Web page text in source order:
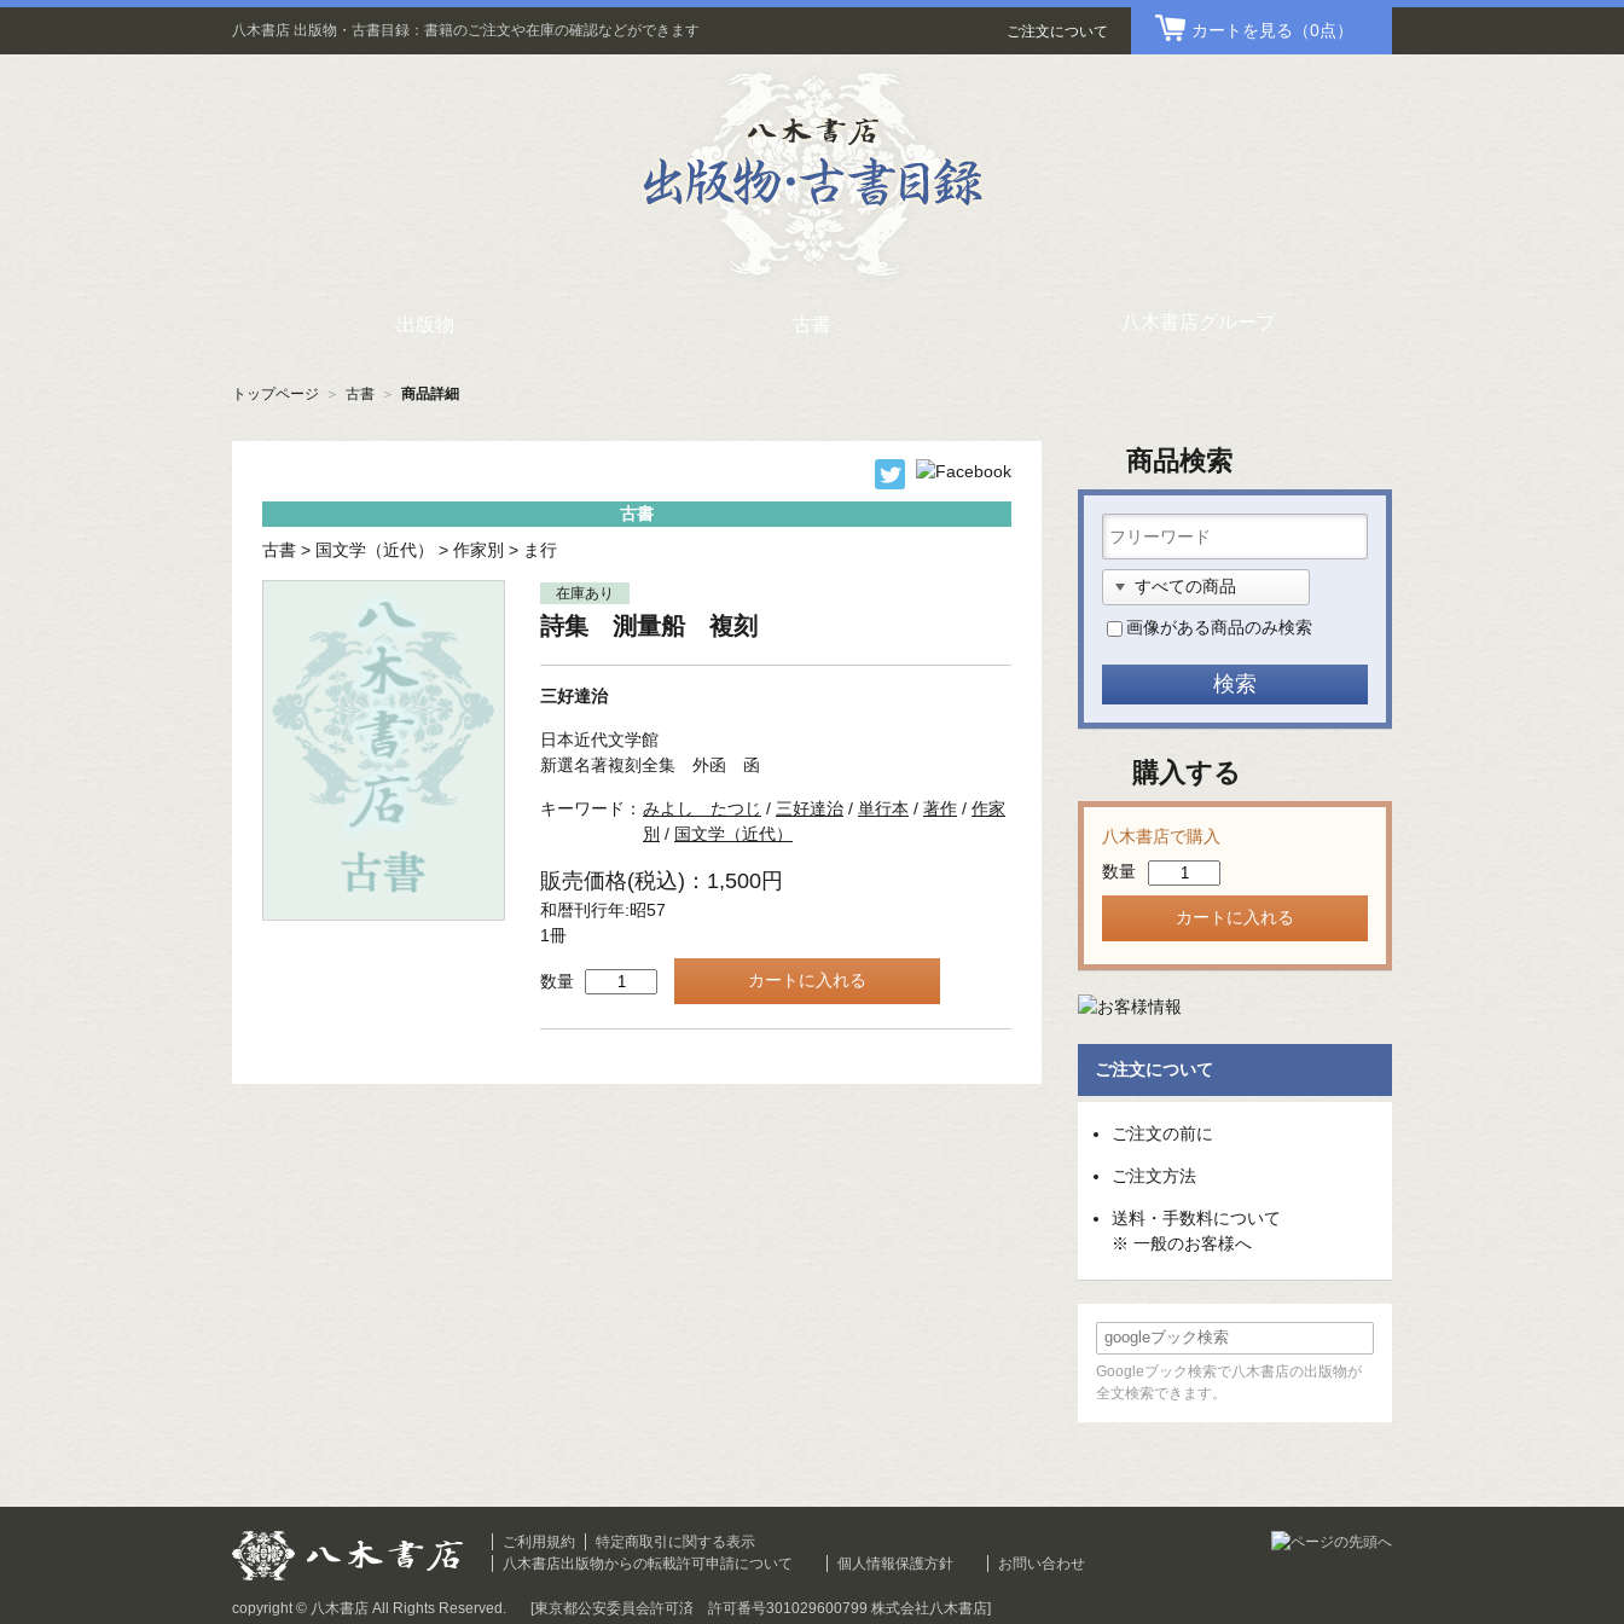
八木書店 出版物・古書目録：書籍のご注文や在庫の確認などができます ご注文について カートを見る （0点）
出版物 古書 八木書店グループ
トップページ ＞ 古書 ＞ 商品詳細
古書
古書 > 国文学（近代） > 作家別 > ま行
在庫あり
詩集 測量船 複刻
三好達治
日本近代文学館
新選名著複刻全集 外函 函
キーワード： みよし たつじ / 三好達治 / 単行本 / 著作 / 作家
別 / 国文学（近代）
販売価格(税込)：1,500円
和暦刊行年:昭57
1冊
数量
商品検索
画像がある商品のみ検索
購入する
八木書店で購入
数量
ご注文について
ご注文の前に
ご注文方法
送料・手数料について
※ 一般のお客様へ
Googleブック検索で八木書店の出版物が
全文検索できます。
ご利用規約
特定商取引に関する表示
八木書店出版物からの転載許可申請について
個人情報保護方針 お問い合わせ
copyright © 八木書店 All Rights Reserved. [東京都公安委員会許可済 許可番号301029600799 株式会社八木書店]